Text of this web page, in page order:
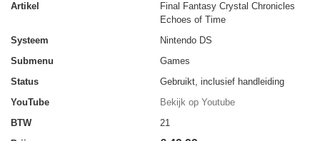
Artikel
Final Fantasy Crystal Chronicles
Echoes of Time
Systeem
Nintendo DS
Submenu
Games
Status
Gebruikt, inclusief handleiding
YouTube
Bekijk op Youtube
BTW
21